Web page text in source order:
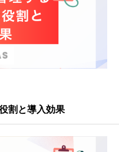
割と導入効果